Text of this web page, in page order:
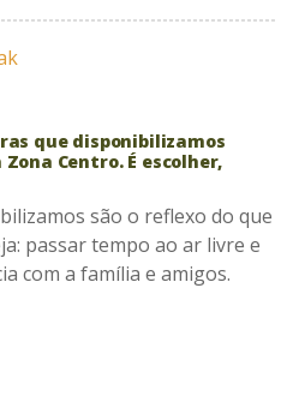
que disponibilizamos
Centro. É escolher,
são o reflexo do que
passar tempo ao ar livre e
com a família e amigos.